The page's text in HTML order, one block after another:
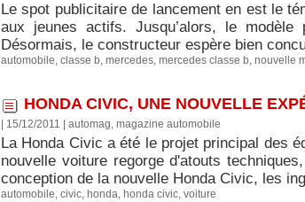
Le spot publicitaire de lancement en est le
aux jeunes actifs. Jusqu’alors, le
Désormais, le constructeur espère bien
automobile, classe b, mercedes, mercedes classe b, nouvelle
HONDA CIVIC, UNE NOUVELLE
| 15/12/2011 automag, magazine automobile
La Honda Civic a été le projet principal des
nouvelle voiture regorge d'atouts
conception de la nouvelle Honda Civic, les
automobile, civic, honda, honda civic, voiture